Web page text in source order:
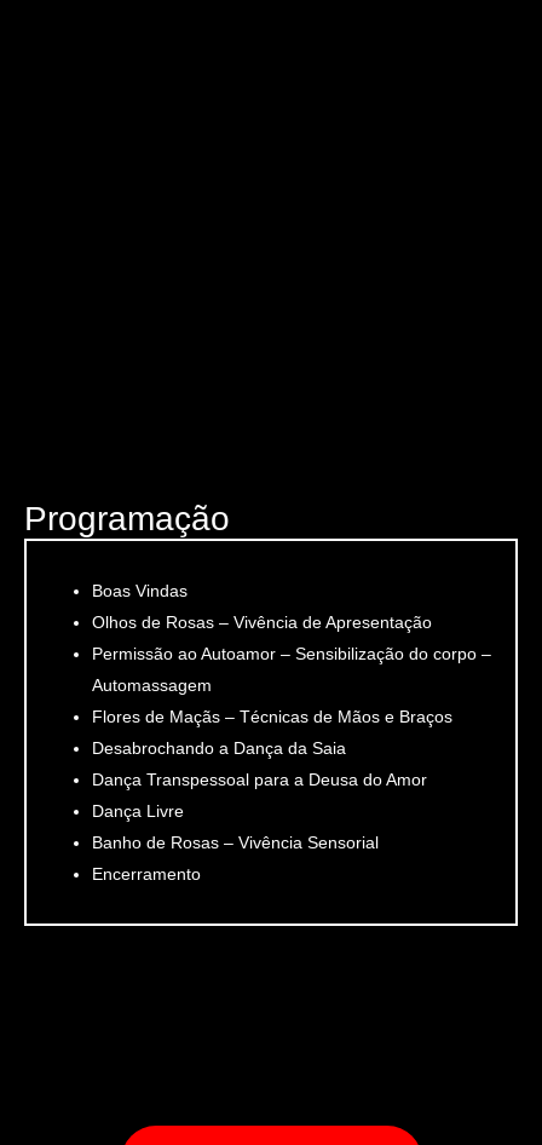
Programação
Boas Vindas
Olhos de Rosas – Vivência de Apresentação
Permissão ao Autoamor – Sensibilização do corpo –
Automassagem
Flores de Maçãs – Técnicas de Mãos e Braços
Desabrochando a Dança da Saia
Dança Transpessoal para a Deusa do Amor
Dança Livre
Banho de Rosas – Vivência Sensorial
Encerramento